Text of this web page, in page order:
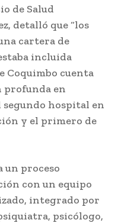
de Salud
detalló que “los
cartera de
incluida
Coquimbo cuenta
profunda en
hospital en
y el primero de
un proceso
con un equipo
integrado por
psicólogo,